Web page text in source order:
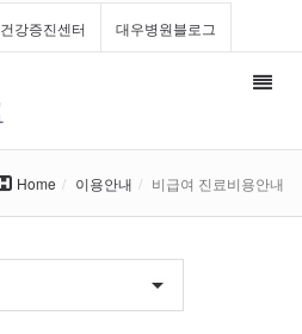
건강증진센터 대우병원블로그
Home 이용안내 비급여 진료비용안내